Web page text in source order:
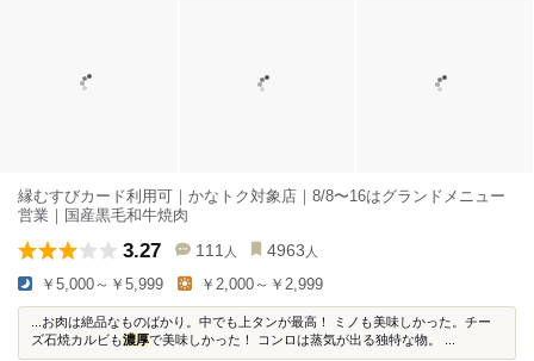
縁むすびカード利用可｜かなトク対象店｜8/8〜16はグランドメニュー
営業｜国産黒毛和牛焼肉
3.27 111 人 4963 人
￥5,000～￥5,999 ￥2,000～￥2,999
...お肉は絶品なものばかり。中でも上タンが最高！ ミノも美味しかった。チー
ズ石焼カルビも濃厚で美味しかった！ コンロは蒸気が出る独特な物。 ...